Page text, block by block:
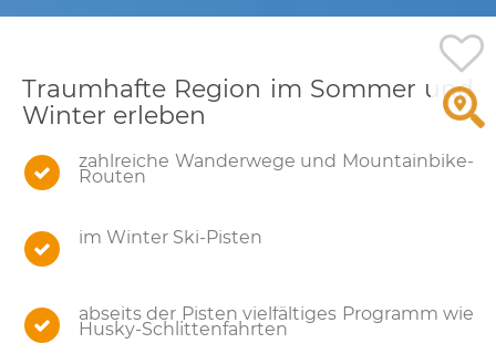
Traumhafte Region im Sommer und
Winter erleben
zahlreiche Wanderwege und Mountainbike-
Routen
im Winter Ski-Pisten
abseits der Pisten vielfältiges Programm wie
Husky-Schlittenfahrten